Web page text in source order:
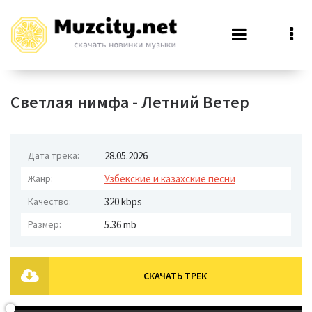
Светлая нимфа - Летний Ветер
Дата трека: 28.05.2026
Жанр: Узбекские и казахские песни
Качество: 320 kbps
Размер: 5.36 mb
СКАЧАТЬ ТРЕК